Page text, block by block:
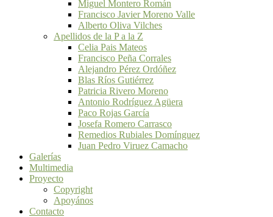
Miguel Montero Román
Francisco Javier Moreno Valle
Alberto Oliva Vilches
Apellidos de la P a la Z
Celia Pais Mateos
Francisco Peña Corrales
Alejandro Pérez Ordóñez
Blas Ríos Gutiérrez
Patricia Rivero Moreno
Antonio Rodríguez Agüera
Paco Rojas García
Josefa Romero Carrasco
Remedios Rubiales Domínguez
Juan Pedro Viruez Camacho
Galerías
Multimedia
Proyecto
Copyright
Apoyános
Contacto